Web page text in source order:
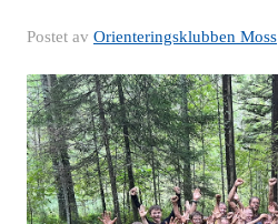
Postet av Orienteringsklubben Moss